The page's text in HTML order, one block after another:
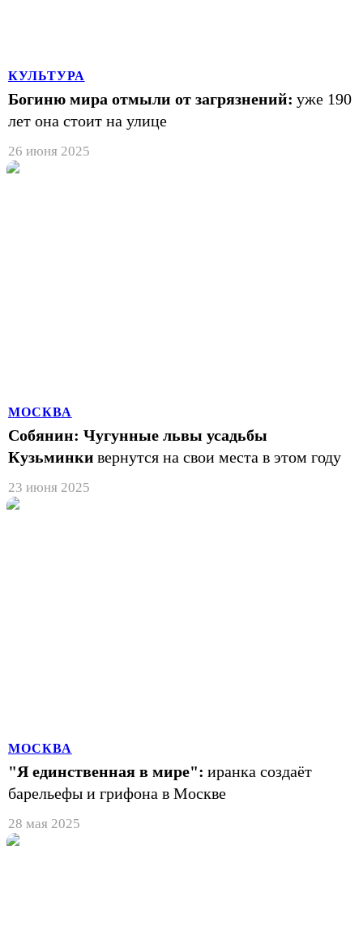
КУЛЬТУРА
Богиню мира отмыли от загрязнений: уже 190
лет она стоит на улице
26 июня 2025
МОСКВА
Собянин: Чугунные львы усадьбы
Кузьминки вернутся на свои места в этом году
23 июня 2025
МОСКВА
"Я единственная в мире": иранка создаёт
барельефы и грифона в Москве
28 мая 2025